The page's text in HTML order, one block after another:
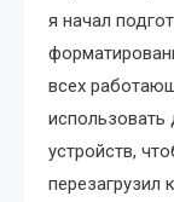
я начал
всех
использовать
устройств,
перезагрузил